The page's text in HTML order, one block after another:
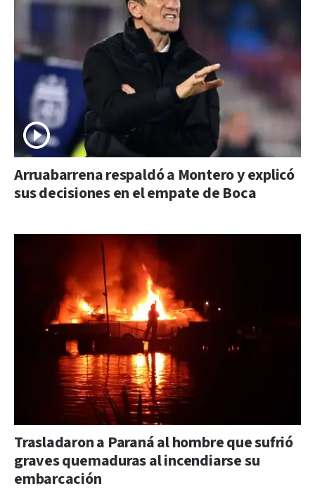
Arruabarrena respaldó a Montero y explicó
sus decisiones en el empate de Boca
Trasladaron a Paraná al hombre que sufrió
graves quemaduras al incendiarse su
embarcación